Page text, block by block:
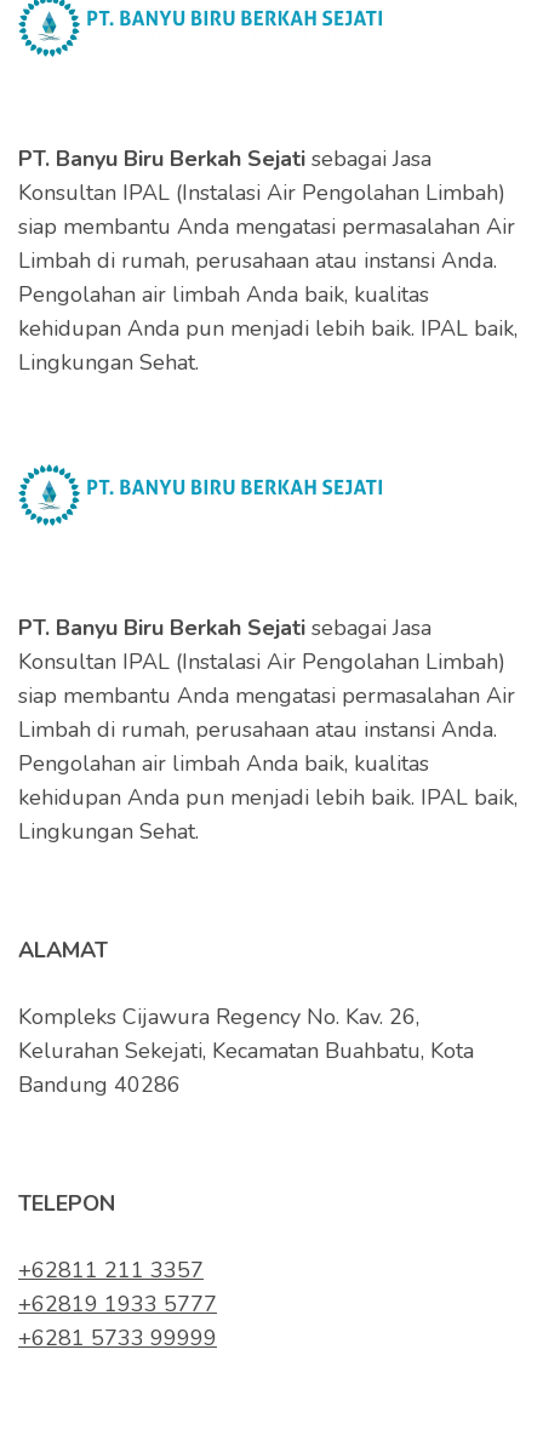
PT. Banyu Biru Berkah Sejati sebagai Jasa
Konsultan IPAL (Instalasi Air Pengolahan Limbah)
siap membantu Anda mengatasi permasalahan Air
Limbah di rumah, perusahaan atau instansi Anda.
Pengolahan air limbah Anda baik, kualitas
kehidupan Anda pun menjadi lebih baik. IPAL baik,
Lingkungan Sehat.
PT. Banyu Biru Berkah Sejati sebagai Jasa
Konsultan IPAL (Instalasi Air Pengolahan Limbah)
siap membantu Anda mengatasi permasalahan Air
Limbah di rumah, perusahaan atau instansi Anda.
Pengolahan air limbah Anda baik, kualitas
kehidupan Anda pun menjadi lebih baik. IPAL baik,
Lingkungan Sehat.
ALAMAT
Kompleks Cijawura Regency No. Kav. 26,
Kelurahan Sekejati, Kecamatan Buahbatu, Kota
Bandung 40286
TELEPON
+62811 211 3357
+62819 1933 5777
+6281 5733 99999